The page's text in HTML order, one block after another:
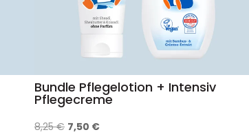
Bundle Pflegelotion + Intensiv
Pflegecreme
8,25€ Ursprünglicher
7,50 €Aktueller